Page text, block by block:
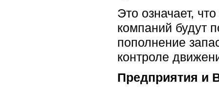
Это означает,
компаний будут
пополнение
контроле
Предприятия и